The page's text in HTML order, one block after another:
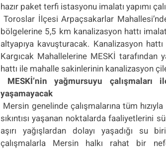
hazır paket terfi istasyonu imalatı yapımı
Toroslar İlçesi Arpaçsakarlar
bölgelerine 5,5 km kanalizasyon hattı
altyapıya kavuşturacak. Kanalizasyon
Kargıcak Mahallelerine MESKİ tarafından
hattı ile mahalle sakinlerinin kanalizasyon
MESKİ’nin yağmursuyu
yaşamayacak
Mersin genelinde çalışmalarına tüm
sıkıntısı yaşanan noktalarda faaliyetlerini
aşırı yağışlardan dolayı yaşadığı su
çalışmalarla Mersin halkı rahat bir